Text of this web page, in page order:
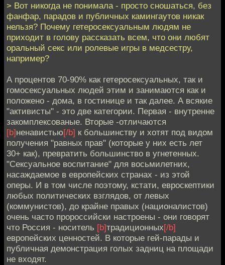
> Вот никогда не понимала - просто сношаться, без
фанфар, парадов и публичных камингаутов никак
нельзя? Почему гетеросексуальным людям не
приходит в голову рассказать всем, что они любят
оральный секс или ролевые игры в медсестру,
например?
А процентов 70-90% как гетеросексуальных, так и
гомосексуальных людей этим и занимаются как и
положено - дома, в гостинице и так далее. А всякие
"активисты" - это две категории. Первая - внутренне
закомплексованые. Вторые -отличаются
[b]ненавистью[/b] к большинству и хотят под видом
получения "равных прав" (которые у них есть лет
30+ как), превратить большинство в угнетенных.
"Сексуальное воспитание" для восьмилетних,
насаждаемое в европейских странах - из этой
оперы. И в том числе поэтому, кстати, евроскептики
любых политических взглядов, от левых
(коммунистов), до крайне правых (националистов)
очень часто пророссийски настроены - они говорят
что Россия - носитель [b]традиционных[/b]
европейских ценностей. В которые гей-парады и
публичная демонстрация голых задниц на площади
не входят.